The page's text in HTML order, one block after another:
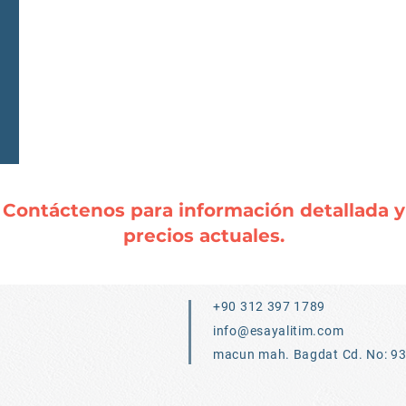
Contáctenos para información detallada y
precios actuales.
+90 312 397 1789
info@esayalitim.com
macun mah. Bagdat Cd. No: